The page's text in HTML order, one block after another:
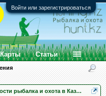
Войти или зарегистрироваться
рыбалка и охота в Казахстане
Карты Статьи